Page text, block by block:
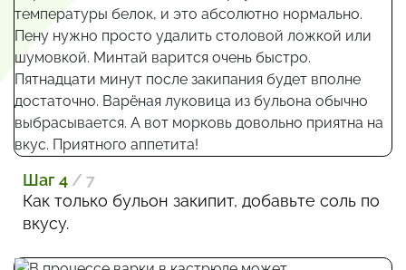
Шаг 4 / 7
Как только бульон закипит, добавьте соль по
вкусу.